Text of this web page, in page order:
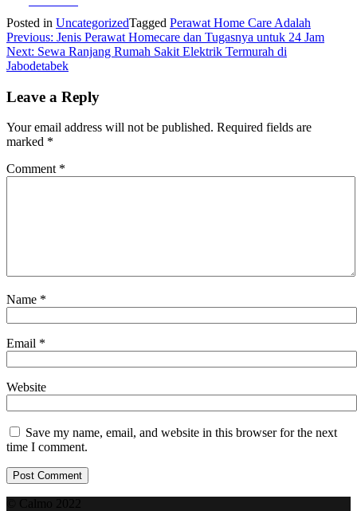
Posted in UncategorizedTagged Perawat Home Care Adalah
Post
navigation
Previous: Jenis Perawat Homecare dan Tugasnya untuk 24 Jam
Next: Sewa Ranjang Rumah Sakit Elektrik Termurah di
Jabodetabek
Leave a Reply
Your email address will not be published. Required fields are
marked *
Comment *
Name *
Email *
Website
Save my name, email, and website in this browser for the next
time I comment.